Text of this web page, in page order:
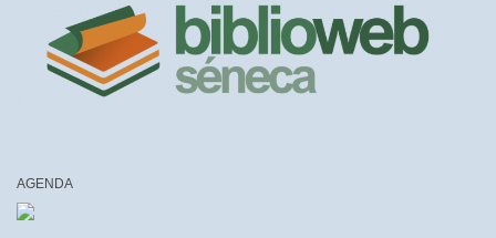
AGENDA